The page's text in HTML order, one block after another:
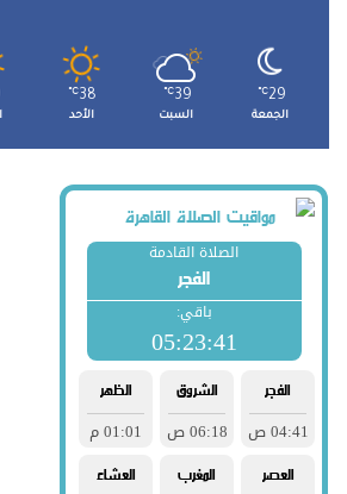
29
℃
الجمعة
39
℃
السبت
38
℃
الأحد